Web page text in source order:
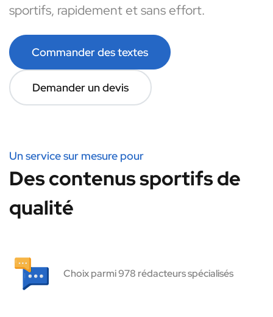
sportifs, rapidement et sans effort.
Commander des textes
Demander un devis
Un service sur mesure pour
Des contenus sportifs de
qualité
Choix parmi 978 rédacteurs spécialisés